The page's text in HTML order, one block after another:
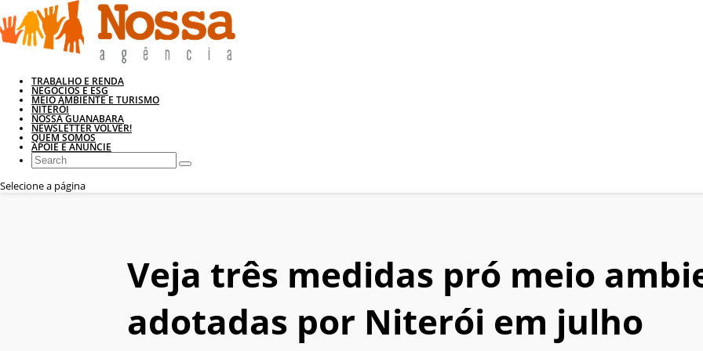
TRABALHO E RENDA
NEGÓCIOS E ESG
MEIO AMBIENTE E TURISMO
NITERÓI
NOSSA GUANABARA
NEWSLETTER VOLVER!
QUEM SOMOS
APOIE E ANUNCIE
Selecione a página
Veja três medidas pró meio
adotadas por Niterói em julho